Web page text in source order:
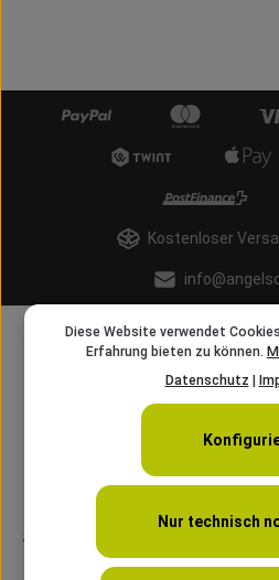
Kostenloser
Service
Diese Website verwendet
Erfahrung bieten zu können.
Datenschutz |
Nur technisch